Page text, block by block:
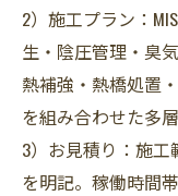
2）施工プラン：
生・陰圧管理・臭
熱補強・熱橋処置
を組み合わせた多
3）お見積り：施
を明記。稼働時間